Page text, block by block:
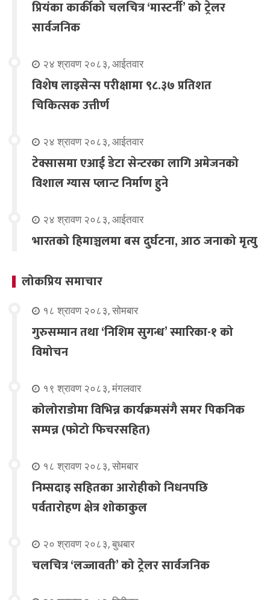
प्रियंका कार्कीको चलचित्र ‘मास्टर्नी’ को ट्रेलर
सार्वजनिक
२४ श्रावण २०८३, आईतवार
विशेष लाइसेन्स परीक्षामा ९८.३७ प्रतिशत
चिकित्सक उत्तीर्ण
२४ श्रावण २०८३, आईतवार
टेक्सासमा एआई डेटा सेन्टरका लागि अमेजनको
विशाल ग्यास प्लान्ट निर्माण हुने
२४ श्रावण २०८३, आईतवार
भारतको हिमाञ्चलमा बस दुर्घटना, आठ जनाको मृत्यु
लोकप्रिय समाचार
१८ श्रावण २०८३, सोमबार
गुरुसम्मान तथा ‘निशिम सुगन्ध’ स्मारिका-१ को
विमोचन
१९ श्रावण २०८३, मंगलवार
कोलोराडोमा विभिन्न कार्यक्रमसंगै समर पिकनिक
सम्पन्न (फोटो फिचरसहित)
१८ श्रावण २०८३, सोमबार
निम्सदाइ सहितका आरोहीको निधनपछि
पर्वतारोहण क्षेत्र शोकाकुल
२० श्रावण २०८३, बुधबार
चलचित्र ‘लज्जावती’ को ट्रेलर सार्वजनिक